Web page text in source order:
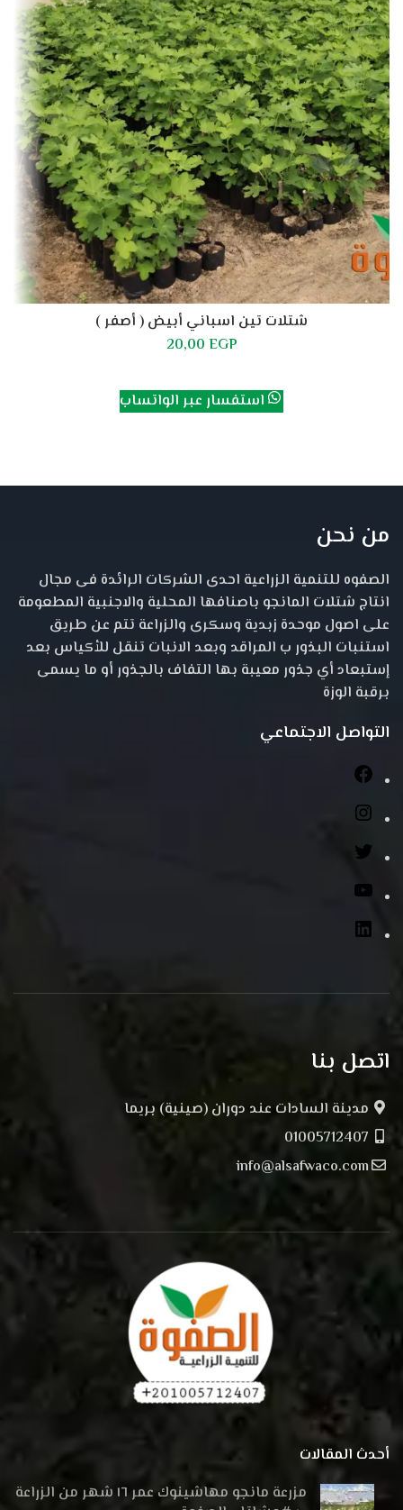
شتلات تين اسباني أبيض ( أصفر )
20,00 EGP
استفسار عبر الواتساب
من نحن
الصفوه للتنمية الزراعية احدى الشركات الرائدة فى مجال
انتاج شتلات المانجو باصنافها المحلية والاجنبية المطعومة
على اصول موحدة زبدية وسكرى والزراعة تتم عن طريق
استنبات البذور ب المراقد وبعد الانبات تنقل للأكياس بعد
إستبعاد أي جذور معيبة بها التفاف بالجذور أو ما يسمى
برقبة الوزة
التواصل الاجتماعي
اتصل بنا
مدينة السادات عند دوران (صينية) بريما
info@alsafwaco.com
أحدث المقالات
مزرعة مانجو مهاشينوك عمر ١٦ شهر من الزراعة